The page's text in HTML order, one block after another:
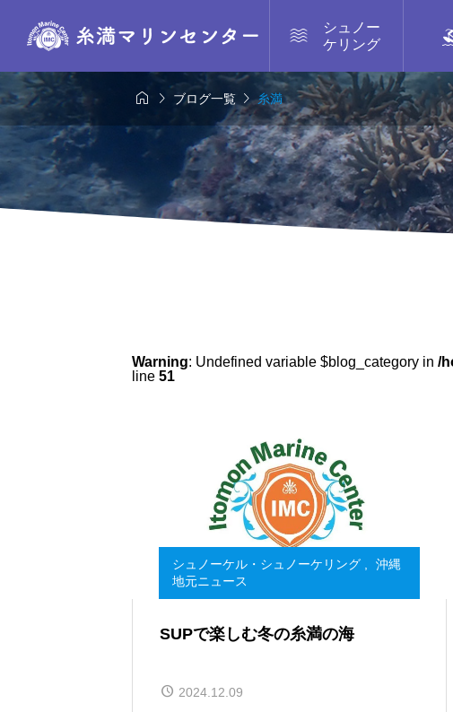

シュノー
ケリング
  ブログ一覧糸満
Warning: Undefined variable $blog_category in /
line 51
シュノーケル・シュノーケリング
沖縄
地元ニュース
SUPで楽しむ冬の糸満の海
2024.12.09